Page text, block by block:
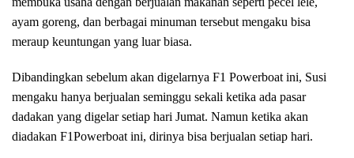
ayam goreng, dan berbagai minuman tersebut mengaku bisa
meraup keuntungan yang luar biasa.
Dibandingkan sebelum akan digelarnya F1 Powerboat ini, Susi
mengaku hanya berjualan seminggu sekali ketika ada pasar
dadakan yang digelar setiap hari Jumat. Namun ketika akan
diadakan F1Powerboat ini, dirinya bisa berjualan setiap hari.